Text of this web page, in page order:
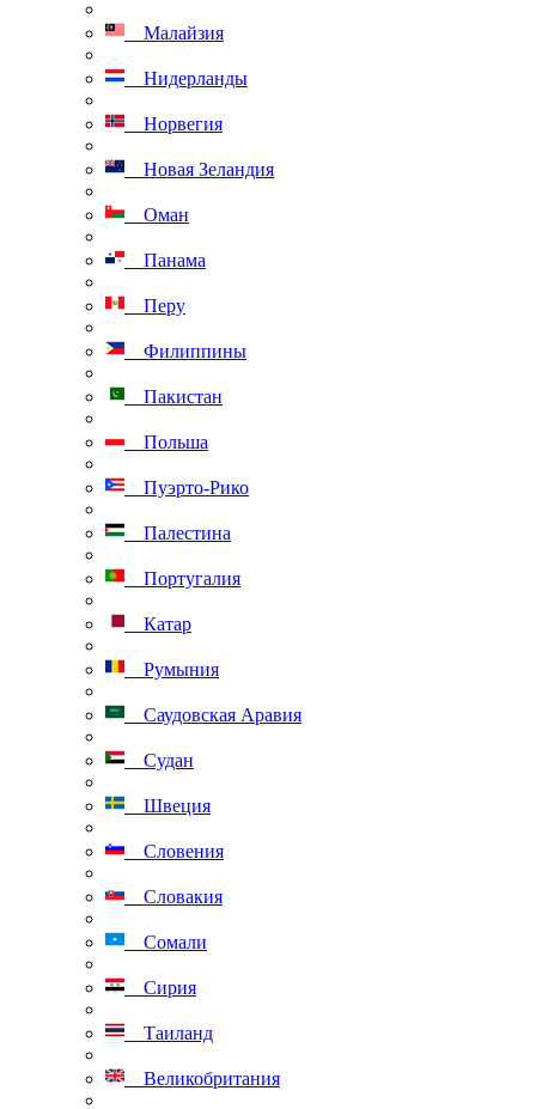
Малайзия
Нидерланды
Норвегия
Новая Зеландия
Оман
Панама
Перу
Филиппины
Пакистан
Польша
Пуэрто-Рико
Палестина
Португалия
Катар
Румыния
Саудовская Аравия
Судан
Швеция
Словения
Словакия
Сомали
Сирия
Таиланд
Великобритания